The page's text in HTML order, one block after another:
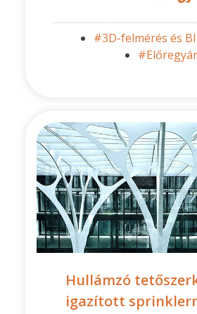
#3D-felmérés és
Hullámzó
igazított